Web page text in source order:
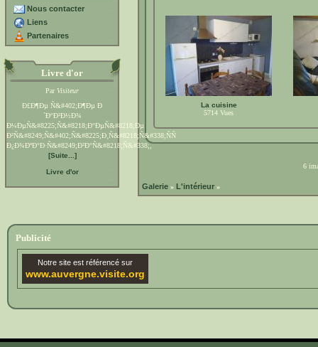
Nous contacter
Liens
Partenaires
Livre d'or
Par Visiteur
Ð£Ð¶Ðµ Ñ&#402;Ð¶Ðµ Ð
´Ð°Ð²Ð½Ð¾
Ð¼ÐµÑ&#8225;Ñ&#8218;Ð°ÐµÑ&#8218;Ðµ
Ð²Ñ&#8249;Ñ&#402;Ñ&#8225;Ð¸Ñ&#8218;Ñ&#338;ÑÑ
Ð¿Ð¾ÐºÐ°Ð·Ñ&#8249;Ð²Ð°Ñ&#8218;Ñ&#338;,
[Suite...]
Livre d'or
La cuisine
5714 Vues
6
Galerie » L'intérieur »
Publicité
Notre site est référencé sur
www.auvergne.visite.org